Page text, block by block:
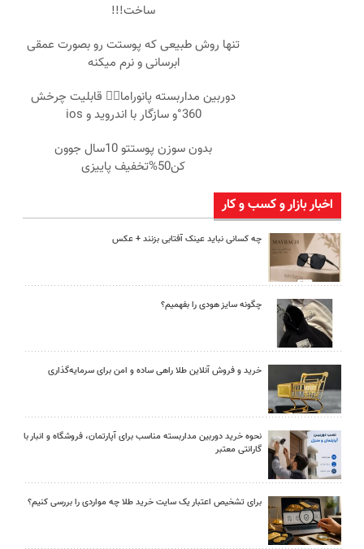
ساخت!!!
تنها روش طبیعی که پوستت رو بصورت عمقی
ابرسانی و نرم میکنه
دوربین مداربسته پانوراما👈🏻 قابلیت چرخش
360°و سازگار با اندروید و ios
بدون سوزن پوستتو 10سال جوون
کن50%تخفیف پاییزی
اخبار بازار و کسب و کار
چه کسانی نباید عینک آفتابی بزنند + عکس
چگونه سایز هودی را بفهمیم؟
خرید و فروش آنلاین طلا راهی ساده و امن برای سرمایه‌گذاری
نحوه خرید دوربین مداربسته مناسب برای آپارتمان، فروشگاه و انبار با
گارانتی معتبر
برای تشخیص اعتبار یک سایت خرید طلا چه مواردی را بررسی کنیم؟